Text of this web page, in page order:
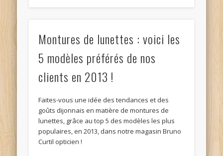
Montures de lunettes : voici les
5 modèles préférés de nos
clients en 2013 !
Faites-vous une idée des tendances et des
goûts dijonnais en matière de montures de
lunettes, grâce au top 5 des modèles les plus
populaires, en 2013, dans notre magasin Bruno
Curtil opticien !